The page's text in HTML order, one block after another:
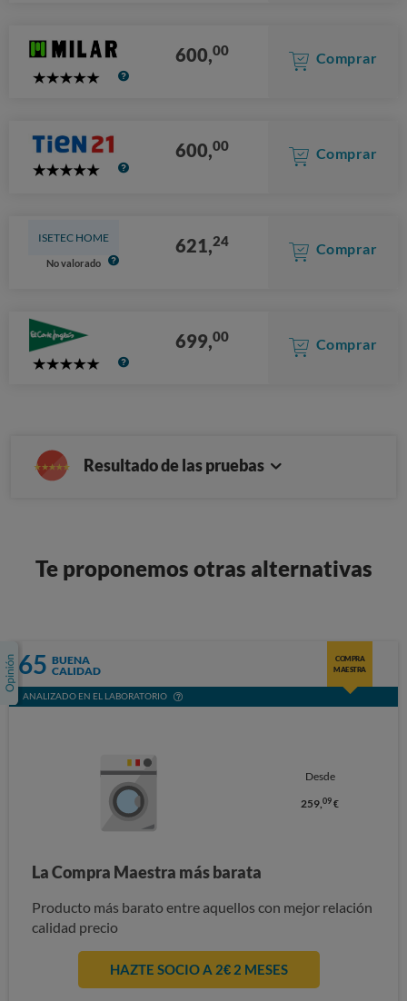
5
600,00 Comprar
5
600,00 Comprar
ISETEC HOME
No valorado
621,24 Comprar
5
699,00 Comprar
Resultado de las pruebas
Te proponemos otras alternativas
65 BUENA
CALIDAD
COMPRA
MAESTRA
ANALIZADO EN EL LABORATORIO
Desde
259,09 €
La Compra Maestra más barata
Producto más barato entre aquellos con mejor relación
calidad precio
HAZTE SOCIO A 2€ 2 MESES